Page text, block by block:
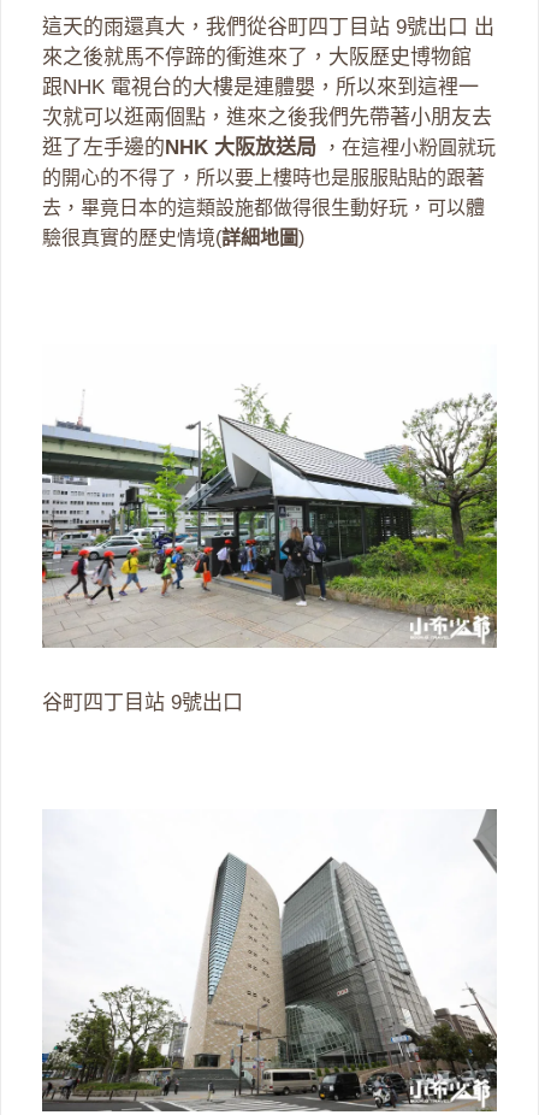
這天的雨還真大，我們從谷町四丁目站 9號出口 出
來之後就馬不停蹄的衝進來了，大阪歷史博物館
跟NHK 電視台的大樓是連體嬰，所以來到這裡一
次就可以逛兩個點，進來之後我們先帶著小朋友去
逛了左手邊的 NHK 大阪放送局
，在這裡小粉圓就玩
的開心的不得了，所以要上樓時也是服服貼貼的跟著
去，畢竟日本的這類設施都做得很生動好玩，可以體
驗很真實的歷史情境(詳細地圖)
谷町四丁目站 9號出口